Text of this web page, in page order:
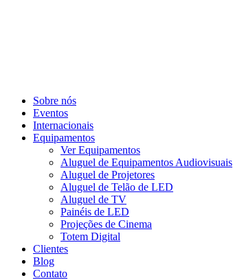
Sobre nós
Eventos
Internacionais
Equipamentos
Ver Equipamentos
Aluguel de Equipamentos Audiovisuais
Aluguel de Projetores
Aluguel de Telão de LED
Aluguel de TV
Painéis de LED
Projeções de Cinema
Totem Digital
Clientes
Blog
Contato